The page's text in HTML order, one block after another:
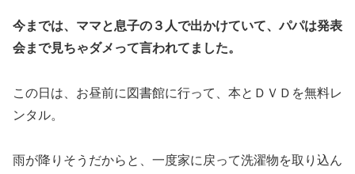
今までは、ママと息子の３人で出かけていて、パパは発表
会まで見ちゃダメって言われてました。
この日は、お昼前に図書館に行って、本とＤＶＤを無料レ
ンタル。
雨が降りそうだからと、一度家に戻って洗濯物を取り込ん